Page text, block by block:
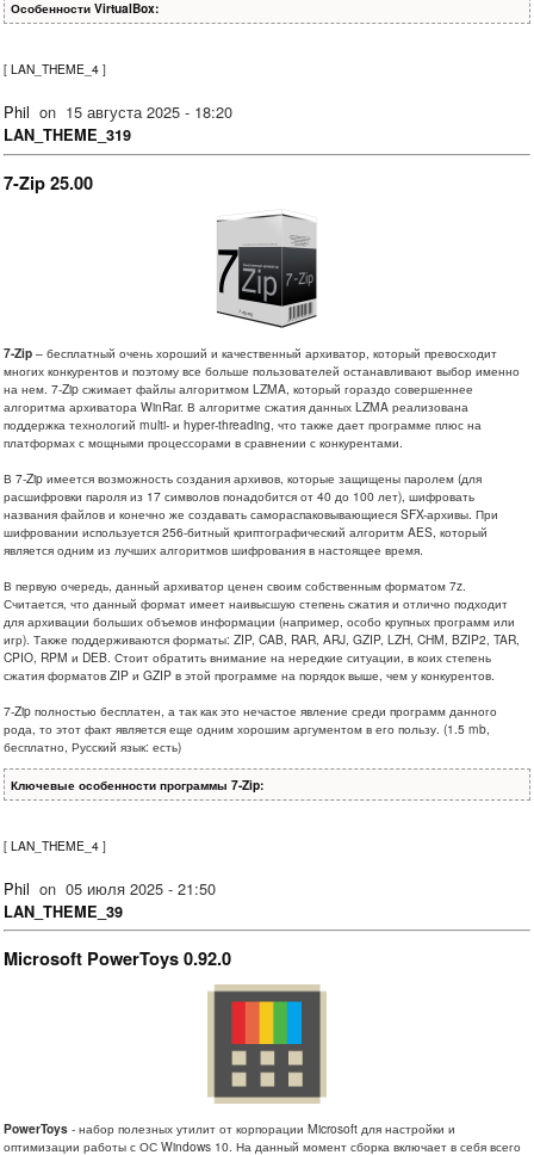
Особенности VirtualBox:
[ LAN_THEME_4 ]
Phil on 15 августа 2025 - 18:20
LAN_THEME_319
7-Zip 25.00
7-Zip – бесплатный очень хороший и качественный архиватор, который превосходит
многих конкурентов и поэтому все больше пользователей останавливают выбор именно
на нем. 7-Zip сжимает файлы алгоритмом LZMA, который гораздо совершеннее
алгоритма архиватора WinRar. В алгоритме сжатия данных LZMA реализована
поддержка технологий multi- и hyper-threading, что также дает программе плюс на
платформах с мощными процессорами в сравнении с конкурентами.
В 7-Zip имеется возможность создания архивов, которые защищены паролем (для
расшифровки пароля из 17 символов понадобится от 40 до 100 лет), шифровать
названия файлов и конечно же создавать самораспаковывающиеся SFX-архивы. При
шифровании используется 256-битный криптографический алгоритм AES, который
является одним из лучших алгоритмов шифрования в настоящее время.
В первую очередь, данный архиватор ценен своим собственным форматом 7z.
Считается, что данный формат имеет наивысшую степень сжатия и отлично подходит
для архивации больших объемов информации (например, особо крупных программ или
игр). Также поддерживаются форматы: ZIP, CAB, RAR, ARJ, GZIP, LZH, CHM, BZIP2, TAR,
CPIO, RPM и DEB. Стоит обратить внимание на нередкие ситуации, в коих степень
сжатия форматов ZIP и GZIP в этой программе на порядок выше, чем у конкурентов.
7-Zip полностью бесплатен, а так как это нечастое явление среди программ данного
рода, то этот факт является еще одним хорошим аргументом в его пользу. (1.5 mb,
бесплатно, Русский язык: есть)
Ключевые особенности программы 7-Zip:
[ LAN_THEME_4 ]
Phil on 05 июля 2025 - 21:50
LAN_THEME_39
Microsoft PowerToys 0.92.0
PowerToys - набор полезных утилит от корпорации Microsoft для настройки и
оптимизации работы с ОС Windows 10. На данный момент сборка включает в себя всего